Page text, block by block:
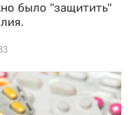
было "защитить"